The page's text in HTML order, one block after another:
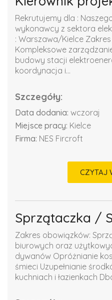
Rekrutujemy dla :
wykonawcy z sektora
: Warszawa/Kielce
Kompleksowe
budowy stacji
koordynacja i...
Szczegóły:
Data dodania: wczoraj
Miejsce pracy: Kielce
Firma: NES Fircroft
CZYTAJ
Sprzątaczka /
Zakres obowiązków:
biurowych oraz
dywanów Opróżnianie
śmieci Uzupełnianie
kuchniach i łazienkach